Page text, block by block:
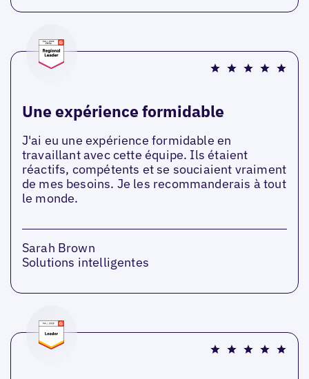
Une expérience formidable
J'ai eu une expérience formidable en
travaillant avec cette équipe. Ils étaient
réactifs, compétents et se souciaient vraiment
de mes besoins. Je les recommanderais à tout
le monde.
Sarah Brown
Solutions intelligentes